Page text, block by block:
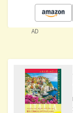
AD